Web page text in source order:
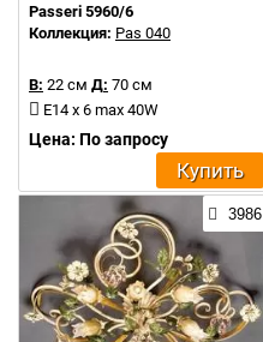
Passeri 5960/6
Коллекция: Pas 040
В: 22 см Д: 70 см
E14 x 6 max 40W
Цена: По запросу
Купить
3986